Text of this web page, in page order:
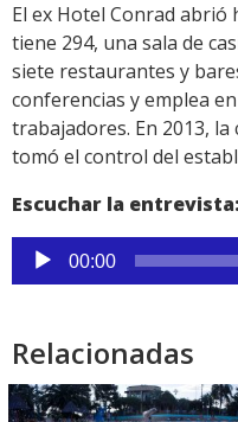
El ex Hotel Conrad abrió
tiene 294, una sala de
siete restaurantes y
conferencias y emplea
trabajadores. En 2013,
tomó el control del
Escuchar la entrevista:
Reproductor
de
00:00
Relacionadas